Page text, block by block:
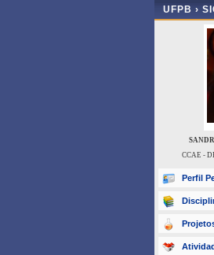
UFPB ›
CCAE -
Perfil